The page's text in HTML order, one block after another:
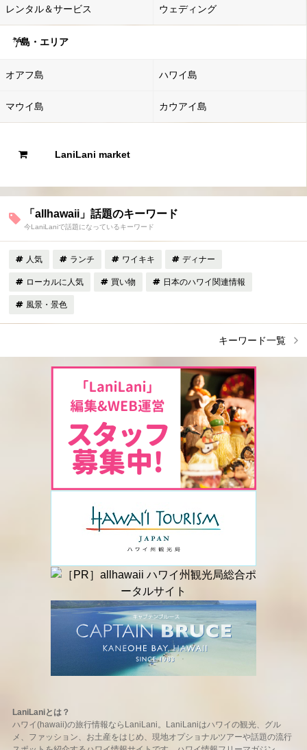
レンタル＆サービス ウェディング
島・エリア
オアフ島 ハワイ島
マウイ島 カウアイ島
LaniLani market
「allhawaii」話題のキーワード
今LaniLaniで話題になっているキーワード
人気 ランチ ワイキキ ディナー
ローカルに人気 買い物 日本のハワイ関連情報
風景・景色
キーワード一覧
LaniLaniとは？
ハワイ(hawaii)の旅行情報ならLaniLani。LaniLaniはハワイの観光、グル
メ、ファッション、お土産をはじめ、現地オプショナルツアーや話題の流行